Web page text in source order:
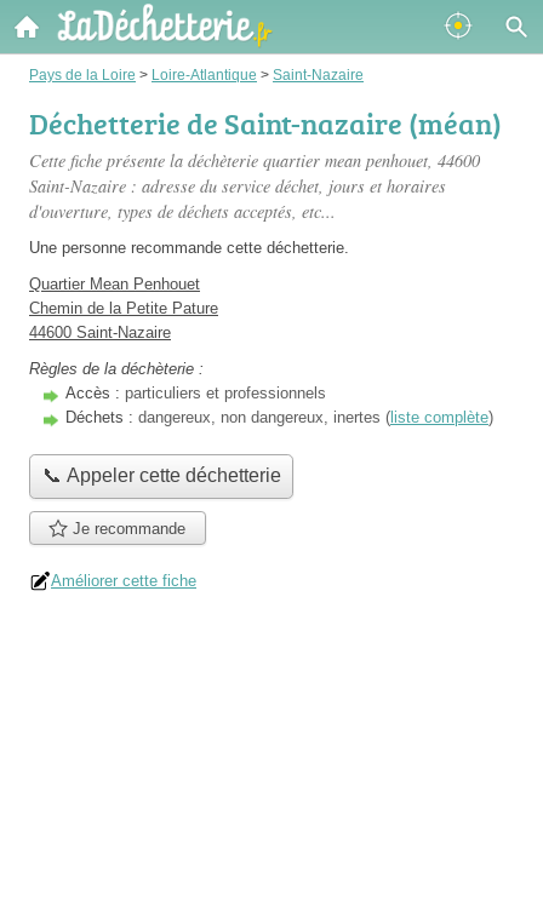
Pays de la Loire > Loire-Atlantique > Saint-Nazaire
Déchetterie de Saint-nazaire (méan)
Cette fiche présente la déchèterie quartier mean penhouet, 44600
Saint-Nazaire : adresse du service déchet, jours et horaires
d'ouverture, types de déchets acceptés, etc...
Une personne recommande cette déchetterie.
Quartier Mean Penhouet
Chemin de la Petite Pature
44600 Saint-Nazaire
Règles de la déchèterie :
Accès : particuliers et professionnels
Déchets : dangereux, non dangereux, inertes ( liste complète)
📞 Appeler cette déchetterie
Je recommande
Améliorer cette fiche